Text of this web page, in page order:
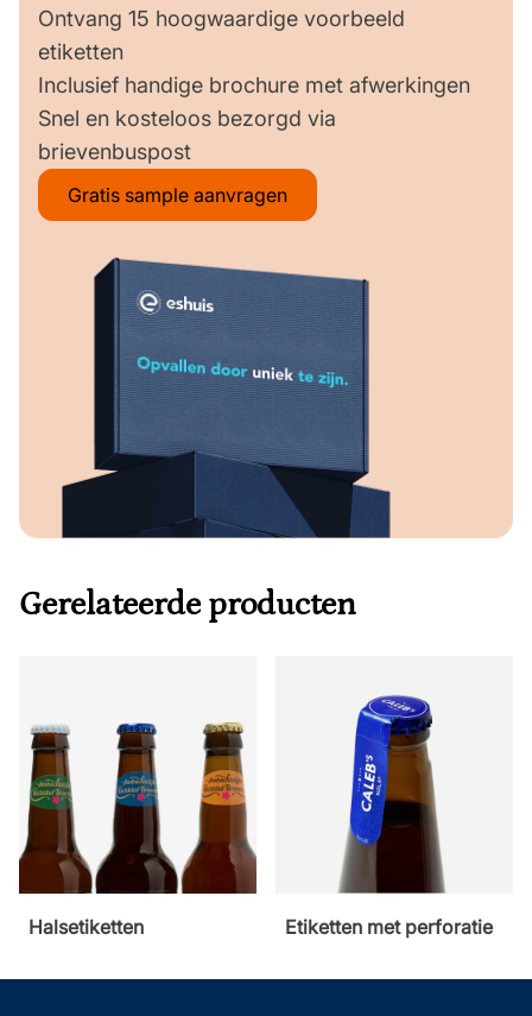
Ontvang 15 hoogwaardige voorbeeld
etiketten
Inclusief handige brochure met afwerkingen
Snel en kosteloos bezorgd via
brievenbuspost
Gratis sample aanvragen
Gerelateerde producten
Halsetiketten Etiketten met perforatie